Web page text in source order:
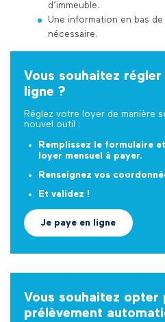
d’immeuble.
Une information en bas
nécessaire.
Vous souhaitez
ligne ?
Réglez votre loyer de manière
nouvel outil :
Remplissez le formulaire
loyer mensuel à payer.
Renseignez vos
Et validez !
Je paye en ligne
Vous souhaitez opter
prélèvement